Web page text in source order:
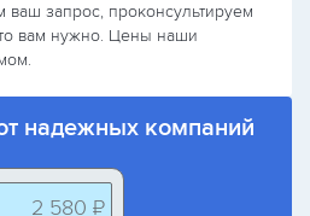
запрос, проконсультируем
вам нужно. Цены наши
надежных компаний
2 580 ₽